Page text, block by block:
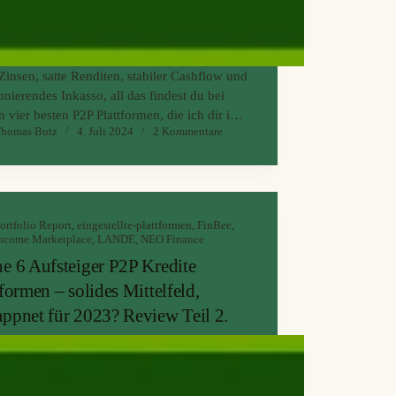
satte Renditen, stabiler Cashflow und
Inkasso, all das findest du bei
vier besten P2P Plattformen, die ich dir im
Teil meines P2P Portfolio Check vorstelle.
Butz 4. Juli 2024 2 Kommentare
Report, eingestellte-plattformen, FinBee,
Marketplace, LANDE, NEO Finance
6 Aufsteiger P2P Kredite
– solides Mittelfeld,
für 2023? Review Teil 2.